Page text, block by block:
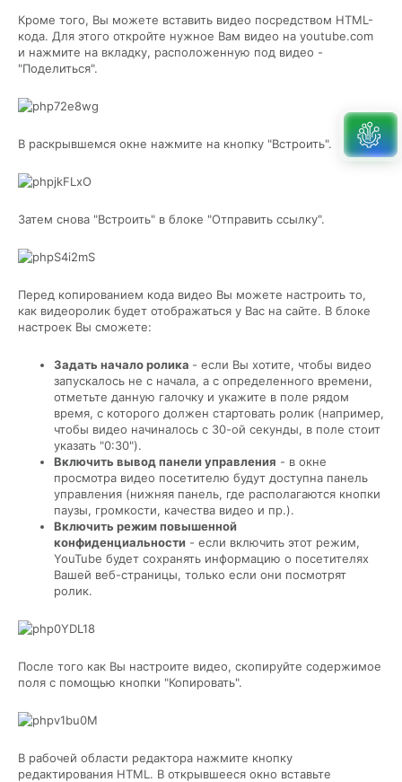
Кроме того, Вы можете вставить видео посредством HTML-
кода. Для этого откройте нужное Вам видео на youtube.com
и нажмите на вкладку, расположенную под видео -
"Поделиться".
В раскрывшемся окне нажмите на кнопку "Встроить".
Затем снова "Встроить" в блоке "Отправить ссылку".
Перед копированием кода видео Вы можете настроить то,
как видеоролик будет отображаться у Вас на сайте. В блоке
настроек Вы сможете:
Задать начало ролика - если Вы хотите, чтобы видео
запускалось не с начала, а с определенного времени,
отметьте данную галочку и укажите в поле рядом
время, с которого должен стартовать ролик (например,
чтобы видео начиналось с 30-ой секунды, в поле стоит
указать "0:30").
Включить вывод панели управления - в окне
просмотра видео посетителю будут доступна панель
управления (нижняя панель, где располагаются кнопки
паузы, громкости, качества видео и пр.).
Включить режим повышенной
конфиденциальности - если включить этот режим,
YouTube будет сохранять информацию о посетителях
Вашей веб-страницы, только если они посмотрят
ролик.
После того как Вы настроите видео, скопируйте содержимое
поля с помощью кнопки "Копировать".
В рабочей области редактора нажмите кнопку
редактирования HTML. В открывшееся окно вставьте